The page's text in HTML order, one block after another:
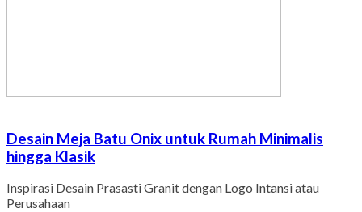
Desain Meja Batu Onix untuk Rumah Minimalis
hingga Klasik
Inspirasi Desain Prasasti Granit dengan Logo Intansi atau
Perusahaan